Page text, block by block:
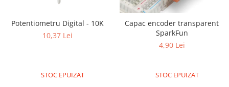
Potentiometru Digital - 10K
10,37 Lei
STOC EPUIZAT
Capac encoder transparent
SparkFun
4,90 Lei
STOC EPUIZAT